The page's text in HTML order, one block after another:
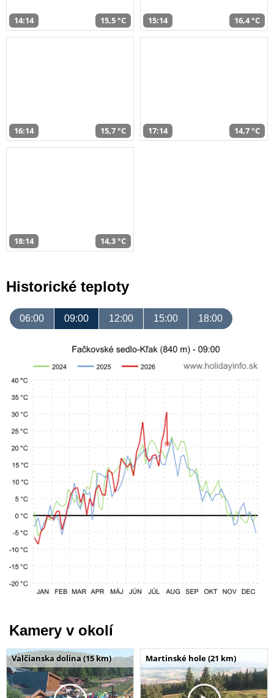
14:14 15,5 °C 15:14 16,4 °C
16:14 15,7 °C 17:14 14,7 °C
18:14 14,3 °C
Historické teploty
06:00 09:00 12:00 15:00 18:00
Kamery v okolí
Valčianska dolina (15 km) Martinské hole (21 km)